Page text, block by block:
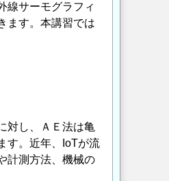
線サーモグラフィ
ます。本講習では
対し、ＡＥ法は亀
す。近年、IoTが流
計測方法、機械の